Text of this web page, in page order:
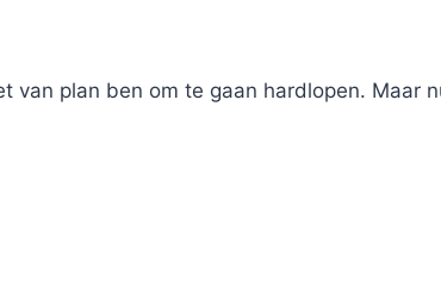
van plan ben om te gaan hardlopen. Maar